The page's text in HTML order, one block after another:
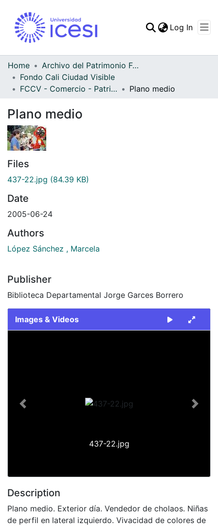
Log In
Home
Archivo del Patrimonio Fotográfico y Fílmico del Valle del Cauca
Fondo Cali Ciudad Visible
FCCV - Comercio - Patrimonial
Plano medio
Plano medio
Files
437-22.jpg (84.39 KB)
Date
2005-06-24
Authors
López Sánchez , Marcela
Publisher
Biblioteca Departamental Jorge Garces Borrero
Images & Videos
437-22.jpg
Previous Next
Description
Plano medio. Exterior día. Vendedor de cholaos. Niñas
de perfil en lateral izquierdo. Vivacidad de colores de